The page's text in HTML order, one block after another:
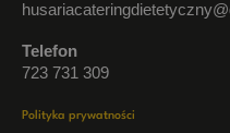
Telefon
723 731 309
Polityka prywatności